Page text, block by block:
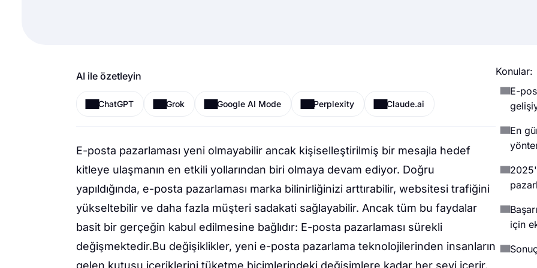
AI ile özetleyin
ChatGPT Grok Google AI Mode Perplexity Claude.ai
E-posta pazarlaması yeni olmayabilir ancak kişiselleştirilmiş bir mesajla hedef
kitleye ulaşmanın en etkili yollarından biri olmaya devam ediyor. Doğru
yapıldığında, e-posta pazarlaması marka bilinirliğinizi arttırabilir, websitesi trafiğini
yükseltebilir ve daha fazla müşteri sadakati sağlayabilir. Ancak tüm bu faydalar
basit bir gerçeğin kabul edilmesine bağlıdır: E-posta pazarlaması sürekli
değişmektedir.Bu değişiklikler, yeni e-posta pazarlama teknolojilerinden insanların
gelen kutusu içeriklerini tüketme biçimlerindeki değişimlere kadar her şeyi içerir.
Konular:
E-
En
için